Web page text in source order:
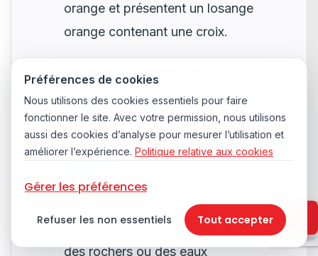
orange et présentent un losange
orange contenant une croix.
Bouées d’obstacle
Les bouées d’obstacle signalent
la présence de dangers tels que
des rochers ou des eaux
Préférences de cookies
Nous utilisons des cookies essentiels pour faire
fonctionner le site. Avec votre permission, nous utilisons
aussi des cookies d’analyse pour mesurer l’utilisation et
améliorer l’expérience. Politique relative aux cookies
Gérer les préférences
Refuser les non essentiels Tout accepter